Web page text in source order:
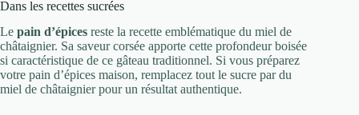
Dans les recettes sucrées
Le pain d’épices reste la recette emblématique du miel de
châtaignier. Sa saveur corsée apporte cette profondeur boisée
si caractéristique de ce gâteau traditionnel. Si vous préparez
votre pain d’épices maison, remplacez tout le sucre par du
miel de châtaignier pour un résultat authentique.